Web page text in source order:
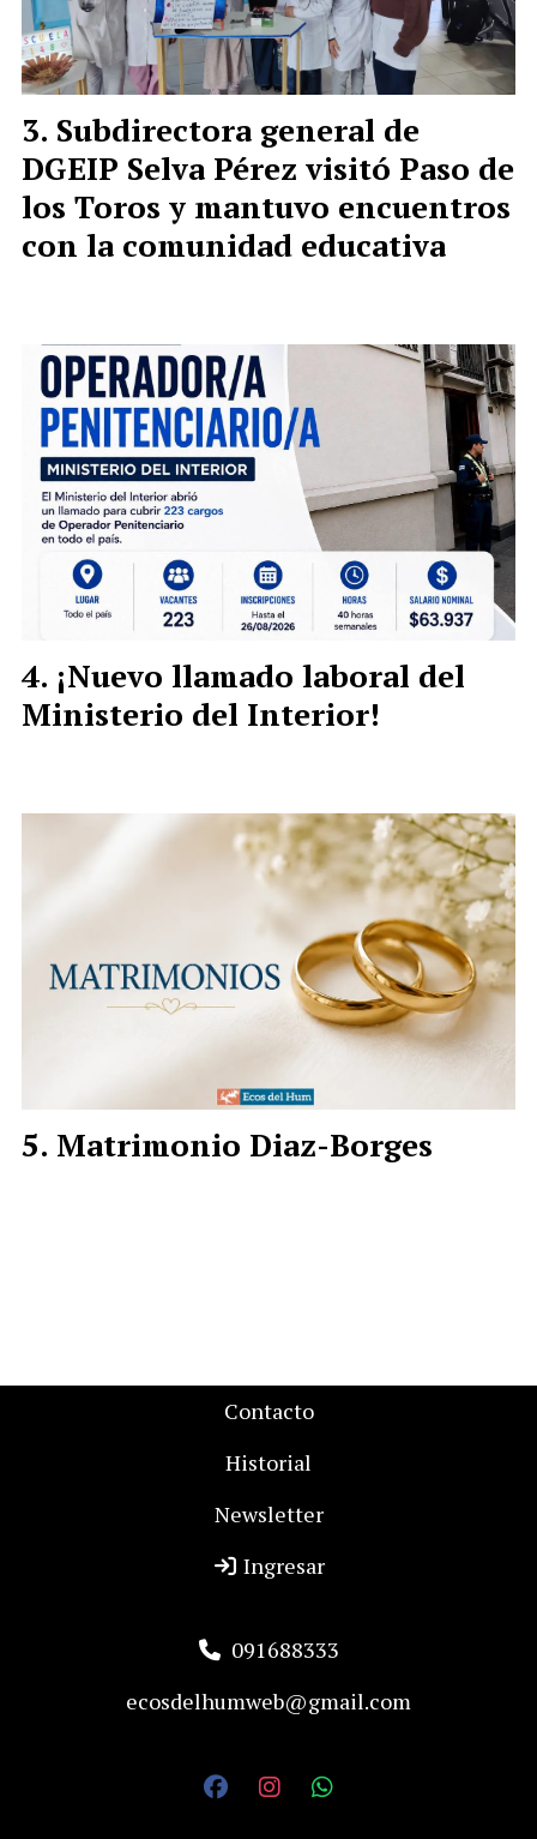
Subdirectora general de
DGEIP Selva Pérez visitó Paso de
los Toros y mantuvo encuentros
con la comunidad educativa
¡Nuevo llamado laboral del
Ministerio del Interior!
Matrimonio Diaz-Borges
Contacto
Historial
Newsletter
Ingresar
091688333
ecosdelhumweb@gmail.com